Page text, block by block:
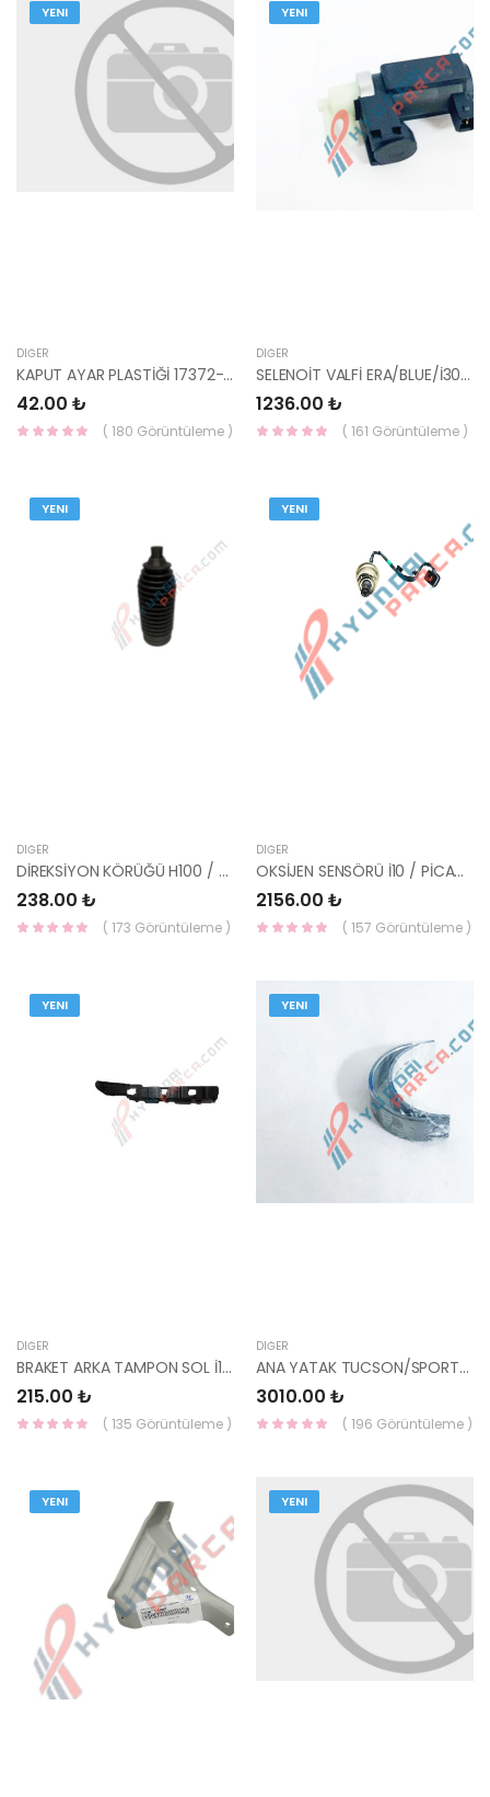
YENI
DIĞER
KAPUT AYAR PLASTİĞİ 17372-09520B-HMC
42.00 ₺
( 180 Görüntüleme )
YENI
DIĞER
SELENOİT VALFİ ERA/BLUE/İ30/İ30/CEED/CERATO/RİO/TUCSON/SPORTAGE 35120-27050-YS
1236.00 ₺
( 161 Görüntüleme )
YENI
DIĞER
DİREKSİYON KÖRÜĞÜ H100 / L300 / ACCENT / BESTA 56528-24000-YS
238.00 ₺
( 173 Görüntüleme )
YENI
DIĞER
OKSİJEN SENSÖRÜ İ10 / PİCANTO 1.0 2013- KAPPA ÖN 39210-04005 YS
2156.00 ₺
( 157 Görüntüleme )
YENI
DIĞER
BRAKET ARKA TAMPON SOL İ10 2007-86615-0X000-HMC
215.00 ₺
( 135 Görüntüleme )
YENI
DIĞER
ANA YATAK TUCSON/SPORTAGE 20 CRDİ 04-09 21020-27900 Y0020077-SUPSAN
3010.00 ₺
( 196 Görüntüleme )
YENI YENI